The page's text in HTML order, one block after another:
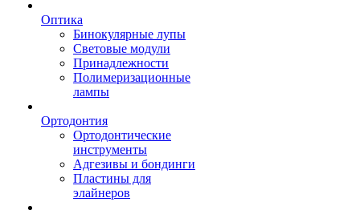
Оптика
Бинокулярные лупы
Световые модули
Принадлежности
Полимеризационные
лампы
Ортодонтия
Ортодонтические
инструменты
Адгезивы и бондинги
Пластины для
элайнеров